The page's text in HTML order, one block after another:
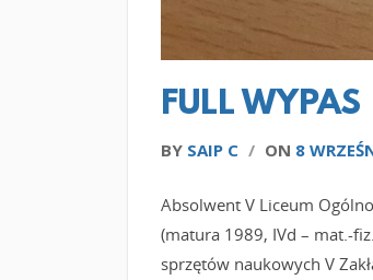
FULL WYPAS
BY SAIP C / ON 8
Absolwent V Liceum
(matura 1989, IVd – mat.-
sprzętów naukowych V